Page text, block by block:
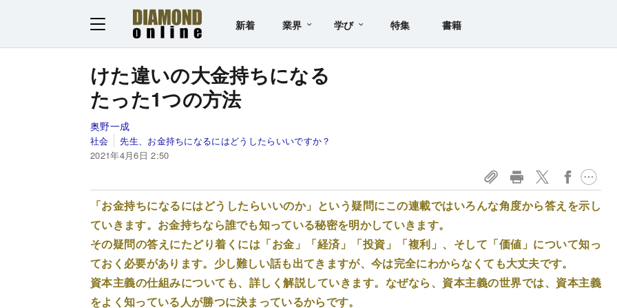
新着 業界 学び 特集 書籍
けた違いの大金持ちになる
たった1つの方法
奥野一成
社会
先生、お金持ちになるにはどうしたらいいですか？
2021年4月6日 2:50
「お金持ちになるにはどうしたらいいのか」という疑問にこの連載ではいろんな角度から答えを示し
ていきます。お金持ちなら誰でも知っている秘密を明かしていきます。
その疑問の答えにたどり着くには「お金」「経済」「投資」「複利」、そして「価値」について知っ
ておく必要があります。少し難しい話も出てきますが、今は完全にわからなくても大丈夫です。
資本主義の仕組みについても、詳しく解説していきます。なぜなら、資本主義の世界では、資本主義
をよく知っている人が勝つに決まっているからです。